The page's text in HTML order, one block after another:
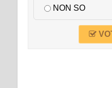
NON SO